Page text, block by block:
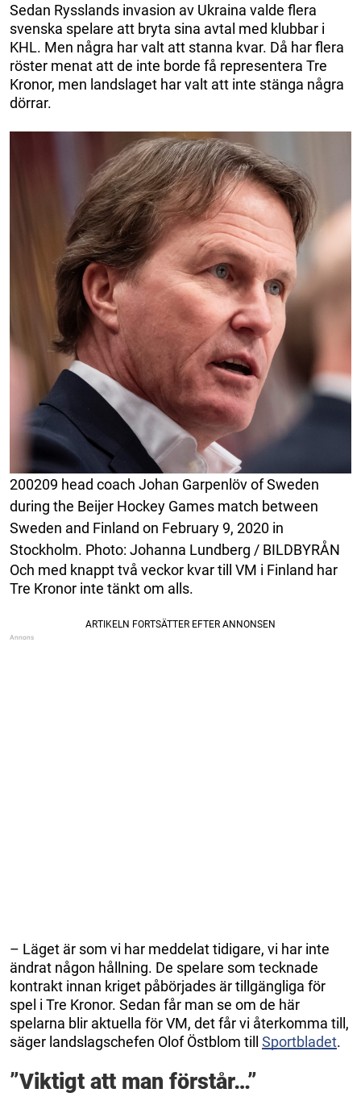
Sedan Rysslands invasion av Ukraina valde flera
svenska spelare att bryta sina avtal med klubbar i
KHL. Men några har valt att stanna kvar. Då har flera
röster menat att de inte borde få representera Tre
Kronor, men landslaget har valt att inte stänga några
dörrar.
200209 head coach Johan Garpenlöv of Sweden
during the Beijer Hockey Games match between
Sweden and Finland on February 9, 2020 in
Stockholm. Photo: Johanna Lundberg / BILDBYRÅN
Och med knappt två veckor kvar till VM i Finland har
Tre Kronor inte tänkt om alls.
– Läget är som vi har meddelat tidigare, vi har inte
ändrat någon hållning. De spelare som tecknade
kontrakt innan kriget påbörjades är tillgängliga för
spel i Tre Kronor. Sedan får man se om de här
spelarna blir aktuella för VM, det får vi återkomma till,
säger landslagschefen Olof Östblom till Sportbladet.
”Viktigt att man förstår…”